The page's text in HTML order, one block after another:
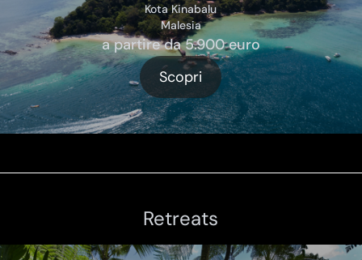
Kota Kinabalu
Malesia
a partire da 5.900 euro
Scopri
Retreats